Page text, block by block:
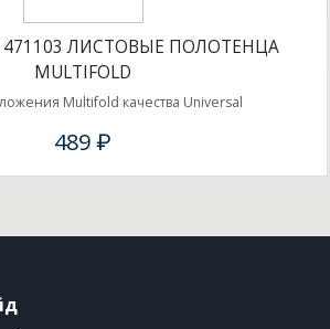
471103 ЛИСТОВЫЕ ПОЛОТЕНЦА
MULTIFOLD
Multifold качества Universal
489 ₽